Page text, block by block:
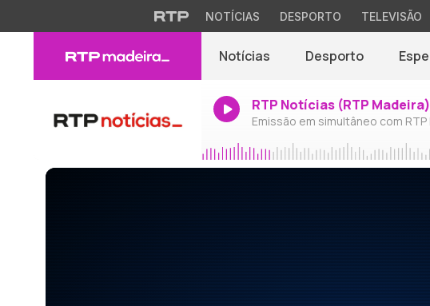
NOTÍCIAS DESPORTO TELEVISÃO
Notícias Desporto
RTP Notícias (RTP Madeira)
Emissão em simultâneo com